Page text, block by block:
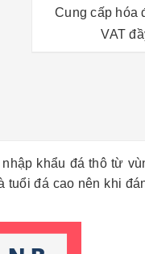
Cung cấp hóa
VAT
khẩu đá thô từ
đá cao nên khi